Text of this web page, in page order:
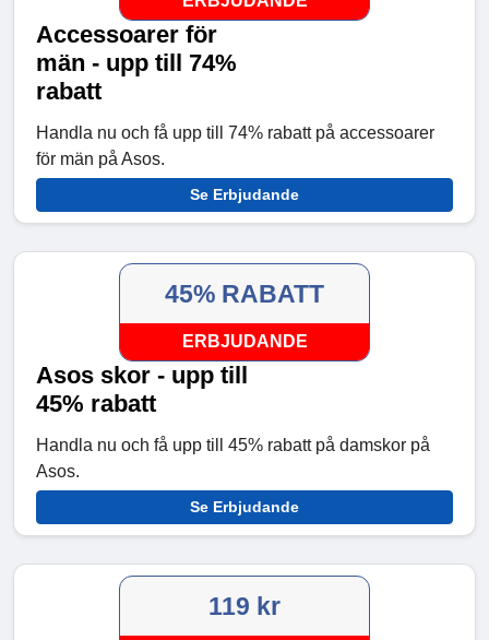
Accessoarer för
män - upp till 74%
rabatt
Handla nu och få upp till 74% rabatt på accessoarer
för män på Asos.
Se Erbjudande
45% RABATT
ERBJUDANDE
Asos skor - upp till
45% rabatt
Handla nu och få upp till 45% rabatt på damskor på
Asos.
Se Erbjudande
119 kr